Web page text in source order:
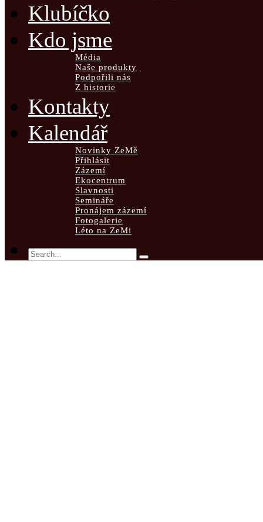
Klubíčko
Kdo jsme
Média
Naše produkty
Podpořili nás
Z historie
Kontakty
Kalendář
Novinky ZeMě
Přihlásit
Zázemí
Ekocentrum
Slavnosti
Semináře
Pronájem zázemí
Fotogalerie
Léto na ZeMi